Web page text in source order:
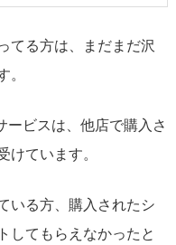
てる方は、まだまだ沢
ービスは、他店で購入さ
ています。
いる方、購入されたシ
してもらえなかったと